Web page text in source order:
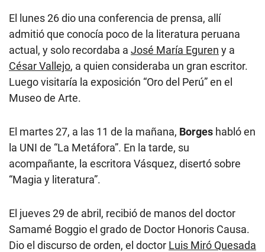
El lunes 26 dio una conferencia de prensa, allí
admitió que conocía poco de la literatura peruana
actual, y solo recordaba a José María Eguren y a
César Vallejo, a quien consideraba un gran escritor.
Luego visitaría la exposición “Oro del Perú” en el
Museo de Arte.
El martes 27, a las 11 de la mañana, Borges habló en
la UNI de “La Metáfora”. En la tarde, su
acompañante, la escritora Vásquez, disertó sobre
“Magia y literatura”.
El jueves 29 de abril, recibió de manos del doctor
Samamé Boggio el grado de Doctor Honoris Causa.
Dio el discurso de orden, el doctor Luis Miró Quesada